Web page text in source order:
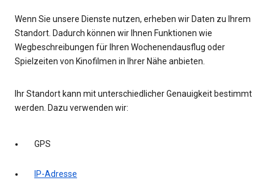
Wenn Sie unsere Dienste nutzen, erheben wir Daten zu Ihrem
Standort. Dadurch können wir Ihnen Funktionen wie
Wegbeschreibungen für Ihren Wochenendausflug oder
Spielzeiten von Kinofilmen in Ihrer Nähe anbieten.
Ihr Standort kann mit unterschiedlicher Genauigkeit bestimmt
werden. Dazu verwenden wir:
GPS
IP-Adresse